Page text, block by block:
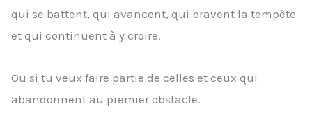
qui se battent, qui avancent, qui bravent la tempête
et qui continuent à y croire.
Ou si tu veux faire partie de celles et ceux qui
abandonnent au premier obstacle.